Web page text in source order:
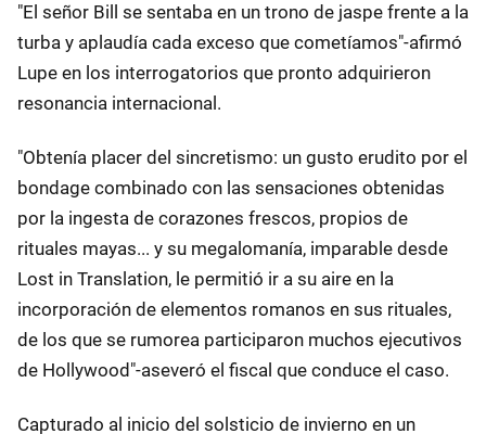
"El señor Bill se sentaba en un trono de jaspe frente a la
turba y aplaudía cada exceso que cometíamos"-afirmó
Lupe en los interrogatorios que pronto adquirieron
resonancia internacional.
"Obtenía placer del sincretismo: un gusto erudito por el
bondage combinado con las sensaciones obtenidas
por la ingesta de corazones frescos, propios de
rituales mayas... y su megalomanía, imparable desde
Lost in Translation, le permitió ir a su aire en la
incorporación de elementos romanos en sus rituales,
de los que se rumorea participaron muchos ejecutivos
de Hollywood"-aseveró el fiscal que conduce el caso.
Capturado al inicio del solsticio de invierno en un